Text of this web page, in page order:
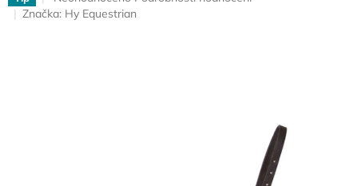
hodnocení
Značka: Hy Equestrian